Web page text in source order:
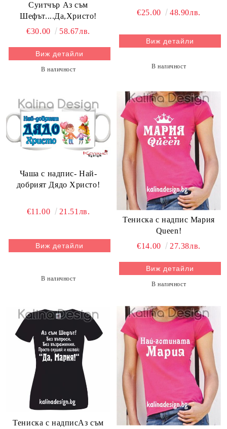
Суитчър Аз съм
Шефът....Да,Христо!
€30.00
58.67лв.
Виж детайли
В наличност
€25.00 48.90лв.
Виж детайли
В наличност
Чаша с надпис- Най-
добрият Дядо Христо!
€11.00 21.51лв.
Виж детайли
В наличност
Тениска с надпис Мария
Queen!
€14.00
27.38лв.
Виж детайли
В наличност
Тениска с надписАз съм